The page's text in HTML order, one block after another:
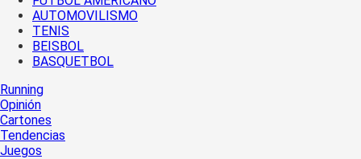
AUTOMOVILISMO
TENIS
BEISBOL
BASQUETBOL
Running
Opinión
Cartones
Tendencias
Juegos